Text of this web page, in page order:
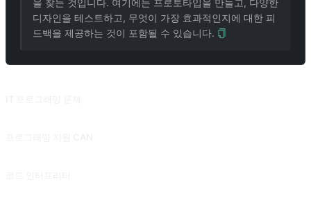
을 찾는 것입니다. 여기에는 프로토타입을 만들고, 다양한
디자인을 테스트하고, 무엇이 가장 효과적인지에 대한 피
드백을 제공하는 것이 포함될 수 있습니다.